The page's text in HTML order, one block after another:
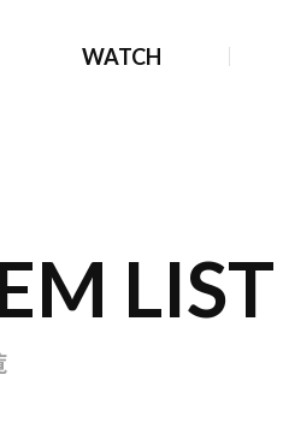
WATCH
LIST